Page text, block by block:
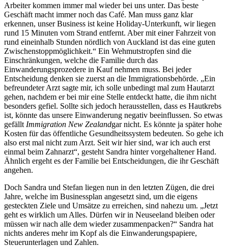
Arbeiter kommen immer mal wieder bei uns unter. Das beste
Geschäft macht immer noch das Café. Man muss ganz klar
erkennen, unser Business ist keine Holiday-Unterkunft, wir liegen
rund 15 Minuten vom Strand entfernt. Aber mit einer Fahrzeit von
rund eineinhalb Stunden nördlich von Auckland ist das eine guten
Zwischenstoppmöglichkeit.“ Ein Wehmutstropfen sind die
Einschränkungen, welche die Familie durch das
Einwanderungsprozedere in Kauf nehmen muss. Bei jeder
Entscheidung denken sie zuerst an die Immigrationsbehörde. „Ein
befreundeter Arzt sagte mir, ich solle unbedingt mal zum Hautarzt
gehen, nachdem er bei mir eine Stelle entdeckt hatte, die ihm nicht
besonders gefiel. Sollte sich jedoch herausstellen, dass es Hautkrebs
ist, könnte das unsere Einwanderung negativ beeinflussen. So etwas
gefällt Immigration New Zealandgar nicht. Es könnte ja später hohe
Kosten für das öffentliche Gesundheitssystem bedeuten. So gehe ich
also erst mal nicht zum Arzt. Seit wir hier sind, war ich auch erst
einmal beim Zahnarzt“, gesteht Sandra hinter vorgehaltener Hand.
Ähnlich ergeht es der Familie bei Entscheidungen, die ihr Geschäft
angehen.
Doch Sandra und Stefan liegen nun in den letzten Zügen, die drei
Jahre, welche im Businessplan angesetzt sind, um die eigens
gesteckten Ziele und Umsätze zu erreichen, sind nahezu um. „Jetzt
geht es wirklich um Alles. Dürfen wir in Neuseeland bleiben oder
müssen wir nach alle dem wieder zusammenpacken?“ Sandra hat
nichts anderes mehr im Kopf als die Einwanderungspapiere,
Steuerunterlagen und Zahlen.